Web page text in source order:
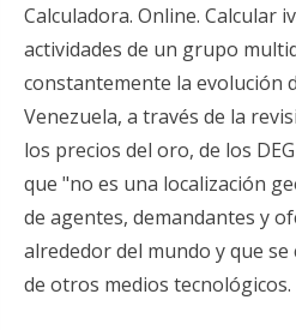
Calculadora. Online. Calcular
actividades de un grupo
constantemente la evolución
Venezuela, a través de la
los precios del oro, de los
que "no es una localización
de agentes, demandantes y
alrededor del mundo y que
de otros medios tecnológicos.